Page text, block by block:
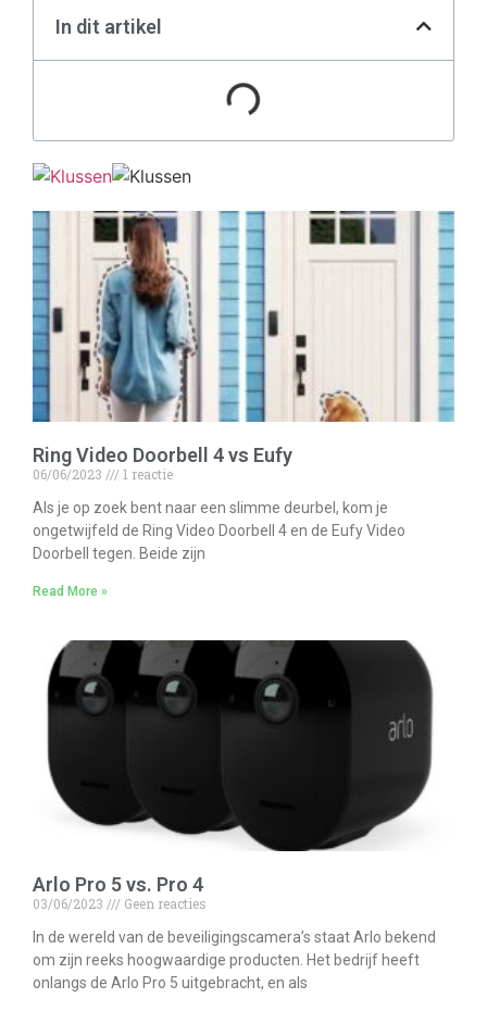
In dit artikel
Ring Video Doorbell 4 vs Eufy
06/06/2023
1 reactie
Als je op zoek bent naar een slimme deurbel, kom je
ongetwijfeld de Ring Video Doorbell 4 en de Eufy Video
Doorbell tegen. Beide zijn
Read More »
Arlo Pro 5 vs. Pro 4
03/06/2023
Geen reacties
In de wereld van de beveiligingscamera’s staat Arlo bekend
om zijn reeks hoogwaardige producten. Het bedrijf heeft
onlangs de Arlo Pro 5 uitgebracht, en als